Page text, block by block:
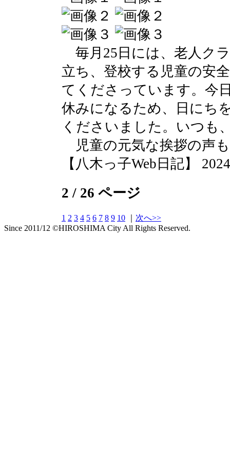
毎月25日には、老人ク
立ち、登校する児童の安
てくださっています。今
休みになるため、日にち
くださいました。いつも
児童の元気な挨拶の声
【八木っ子Web日記】
2 / 26 ページ
1 2 3 4 5 6 7 8 9 10
次へ>>
Since 2011/12 ©HIROSHIMA City All Rights Reserved.